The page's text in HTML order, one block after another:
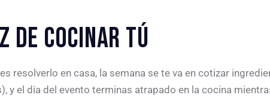
DE COCINAR TÚ
resolverlo en casa, la semana se te va en cotizar
el día del evento terminas atrapado en la cocina